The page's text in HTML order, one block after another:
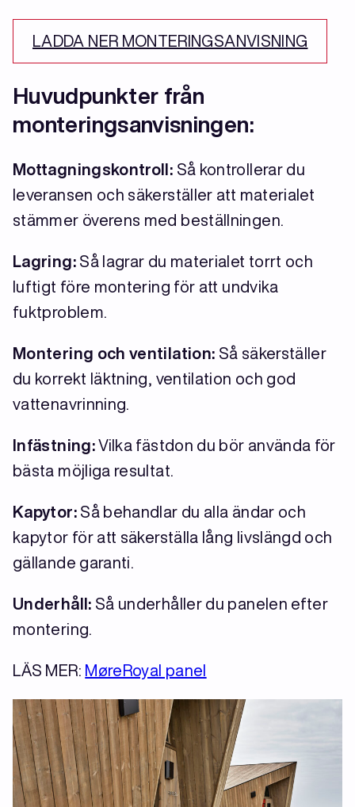
LADDA NER MONTERINGSANVISNING
Huvudpunkter från
monteringsanvisningen:
Mottagningskontroll: Så kontrollerar du
leveransen och säkerställer att materialet
stämmer överens med beställningen.
Lagring:Så lagrar du materialet torrt och
luftigt före montering för att undvika
fuktproblem.
Montering och ventilation: Så säkerställer
du korrekt läktning, ventilation och god
vattenavrinning.
Infästning:Vilka fästdon du bör använda för
bästa möjliga resultat.
Kapytor:Så behandlar du alla ändar och
kapytor för att säkerställa lång livslängd och
gällande garanti.
Underhåll: Så underhåller du panelen efter
montering.
LÄS MER: MøreRoyal panel